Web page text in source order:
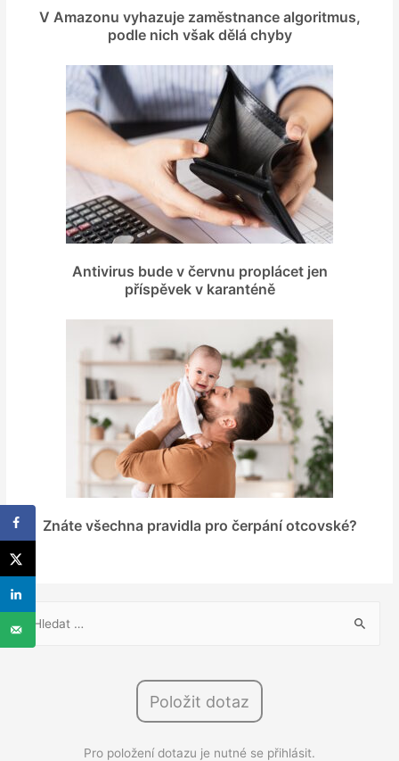
V Amazonu vyhazuje zaměstnance algoritmus,
podle nich však dělá chyby
Antivirus bude v červnu proplácet jen
příspěvek v karanténě
Znáte všechna pravidla pro čerpání otcovské?
V
y
Položit dotaz
Pro položení dotazu je nutné se přihlásit.